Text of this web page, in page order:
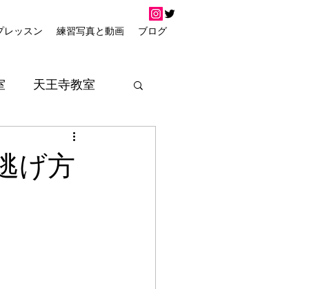
レッスン 練習写真と動画 ブログ
天王寺教室
げ方